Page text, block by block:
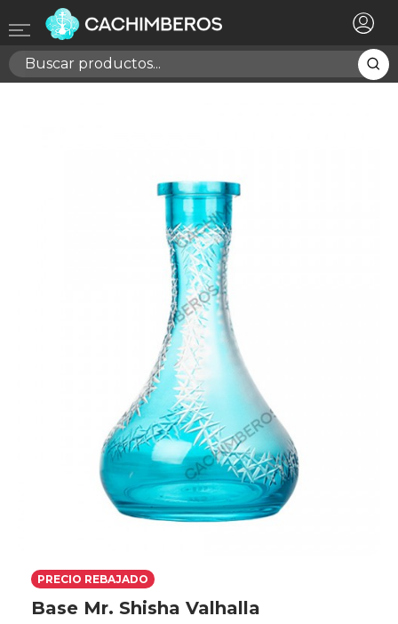
PRECIO REBAJADO
Base Mr. Shisha Valhalla
Registrarse ×
Necesitas hacer login para guardar productos en tu
Cancelar